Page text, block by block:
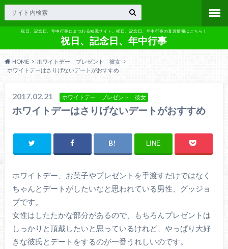
祝日、記念日、年中行事にまつわる知識サイト。祝日、記念日、年中行事の直近情報はこちら！
祝日、記念日、年中行事
HOME
ホワイトデー プレゼント 彼女
ホワイトデーはさりげないデートがおすすめ
2017.02.21 ホワイトデー プレゼント 彼女
ホワイトデーはさりげないデートがおすすめ
LINE
ホワイトデー、お菓子やプレゼントを手渡すだけではなく
ちゃんとデートがしたいなと思われている男性、グッジョ
ブです。
女性はしたたかな部分があるので、もちろんプレゼントは
しっかりと頂戴したいと思っているけれど、やっぱり大好
きな彼氏とデートをするのが一番うれしいのです。